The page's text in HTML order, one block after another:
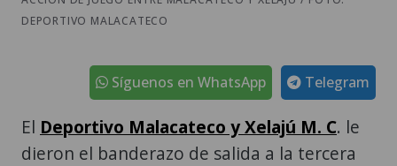
DEPORTIVO MALACATECO
Telegram
Síguenos en WhatsApp
El Deportivo Malacateco y Xelajú M. C. le
dieron el banderazo de salida a la tercera